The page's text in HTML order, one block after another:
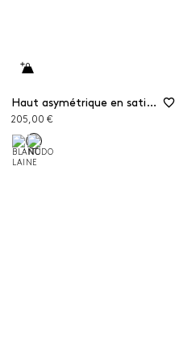
Haut asymétrique en satin envers
205,00 €